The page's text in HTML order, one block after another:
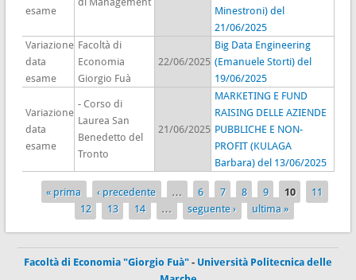
esame
Minestroni) del
21/06/2025
Variazione
data
esame
Facoltà di
Economia
Giorgio Fuà
22/06/2025
Big Data Engineering
(Emanuele Storti) del
19/06/2025
Variazione
data
esame
- Corso di
Laurea San
Benedetto del
Tronto
21/06/2025
MARKETING E FUND
RAISING DELLE AZIENDE
PUBBLICHE E NON-
PROFIT (KULAGA
Barbara) del 13/06/2025
Pagine
« prima ‹ precedente … 6 7 8 9 10
11
12
13 14 … seguente › ultima »
Facoltà di Economia "Giorgio Fuà" - Università Politecnica delle